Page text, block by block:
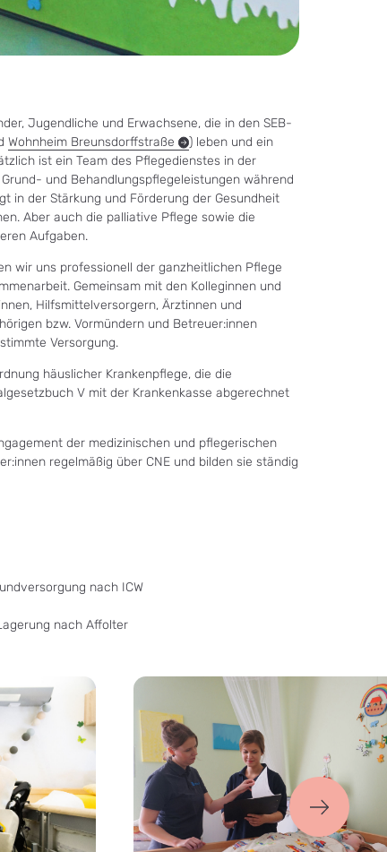
Jugendliche und Erwachsene, die in den SEB-
Wohnheim Breunsdorffstraße
) leben und ein
ist ein Team des Pflegedienstes in der
und Behandlungspflegeleistungen während
in der Stärkung und Förderung der Gesundheit
Aber auch die palliative Pflege sowie die
Aufgaben.
wir uns professionell der ganzheitlichen Pflege
Gemeinsam mit den Kolleginnen und
Hilfsmittelversorgern, Ärztinnen und
bzw. Vormündern und Betreuer:innen
Versorgung.
häuslicher Krankenpflege, die die
V mit der Krankenkasse abgerechnet
der medizinischen und pflegerischen
regelmäßig über CNE und bilden sie ständig
nach ICW
nach Affolter
nächstes
Bild